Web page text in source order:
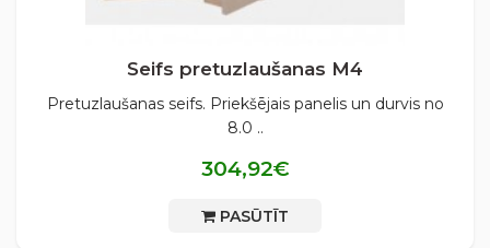
Seifs pretuzlaušanas М4
Pretuzlaušanas seifs. Priekšējais panelis un durvis no
8.0 ..
304,92€
PASŪTĪT